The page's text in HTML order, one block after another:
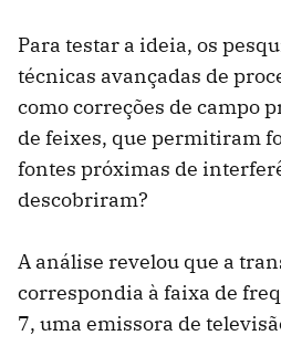
Para testar a ideia, os
técnicas avançadas de
como correções de campo
de feixes, que permitiram
fontes próximas de
descobriram?
A análise revelou que a
correspondia à faixa de
7, uma emissora de